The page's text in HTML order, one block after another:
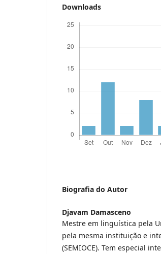
Downloads
Biografia do Autor
Djavam Damasceno
Mestre em linguística pela
pela mesma instituição e
(SEMIOCE). Tem especial